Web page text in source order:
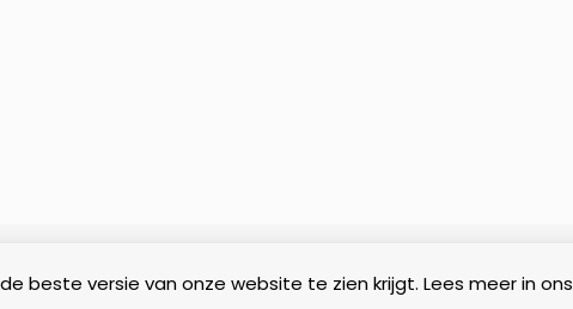
beste versie van onze website te zien krijgt. Lees meer in ons